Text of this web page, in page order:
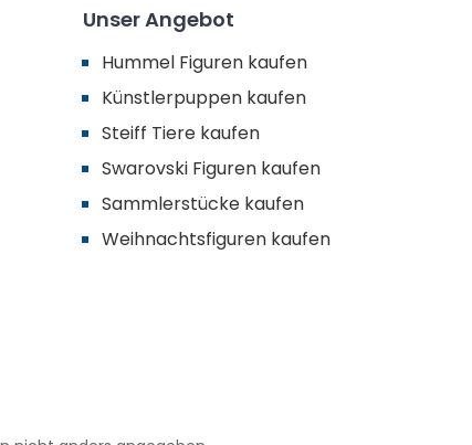
Unser Angebot
Hummel Figuren kaufen
Künstlerpuppen kaufen
Steiff Tiere kaufen
Swarovski Figuren kaufen
Sammlerstücke kaufen
Weihnachtsfiguren kaufen